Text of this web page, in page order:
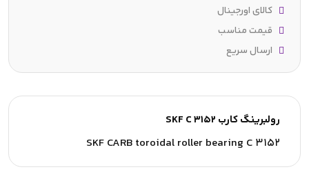
رولبرینگ کارب SKF C 3152
SKF CARB toroidal roller bearing C 3152
کالای اورجینال
قیمت مناسب
ارسال سریع